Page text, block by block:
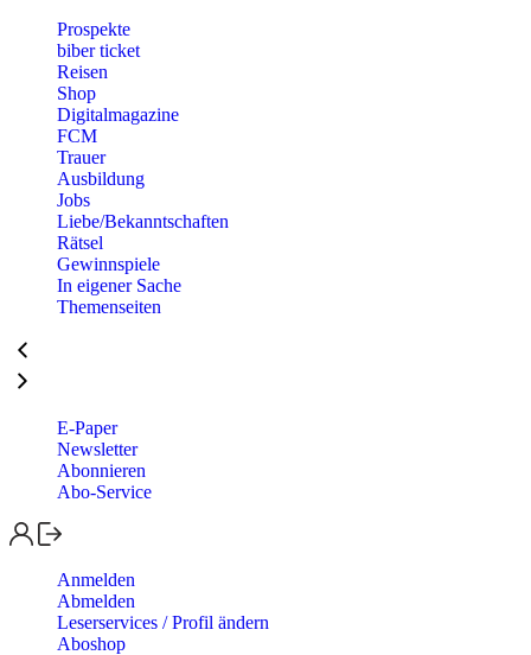
Prospekte
biber ticket
Reisen
Shop
Digitalmagazine
FCM
Trauer
Ausbildung
Jobs
Liebe/Bekanntschaften
Rätsel
Gewinnspiele
In eigener Sache
Themenseiten
E-Paper
Newsletter
Abonnieren
Abo-Service
Anmelden
Abmelden
Leserservices / Profil ändern
Aboshop